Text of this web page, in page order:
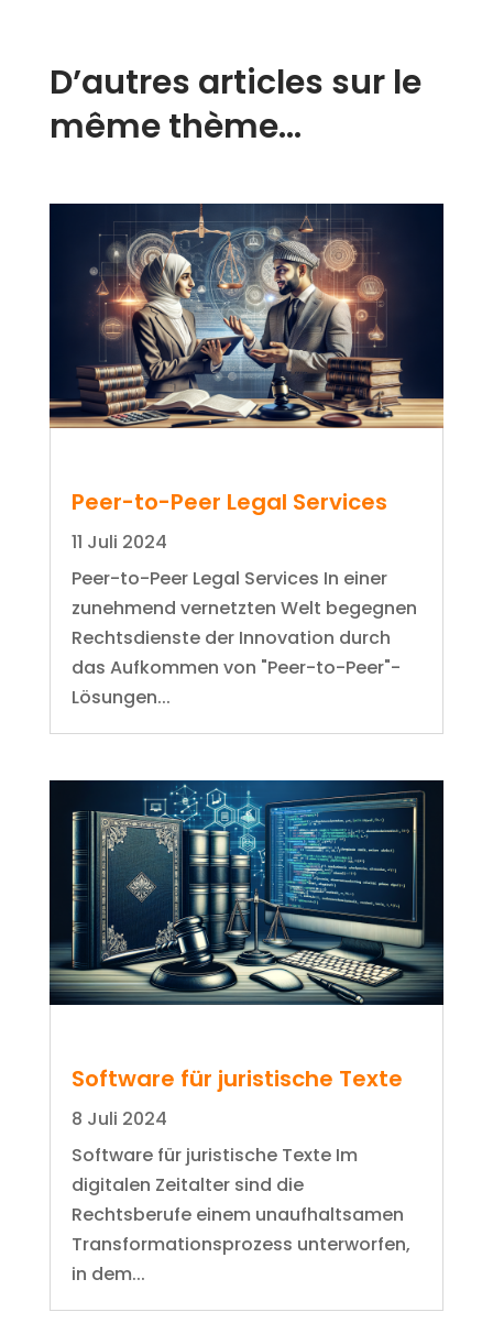
D’autres articles sur le
même thème…
Peer-to-Peer Legal Services
11 Juli 2024
Peer-to-Peer Legal Services In einer
zunehmend vernetzten Welt begegnen
Rechtsdienste der Innovation durch
das Aufkommen von "Peer-to-Peer"-
Lösungen...
Software für juristische Texte
8 Juli 2024
Software für juristische Texte Im
digitalen Zeitalter sind die
Rechtsberufe einem unaufhaltsamen
Transformationsprozess unterworfen,
in dem...